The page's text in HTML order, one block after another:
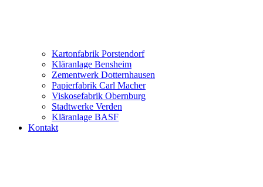
Kartonfabrik Porstendorf
Kläranlage Bensheim
Zementwerk Dotternhausen
Papierfabrik Carl Macher
Viskosefabrik Obernburg
Stadtwerke Verden
Kläranlage BASF
Kontakt